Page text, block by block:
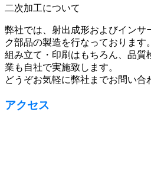
二次加工について
弊社では、射出成形およびインサ
ク部品の製造を行なっております。
組み立て・印刷はもちろん、品質
業も自社で実施致します。
どうぞお気軽に弊社までお問い合
アクセス